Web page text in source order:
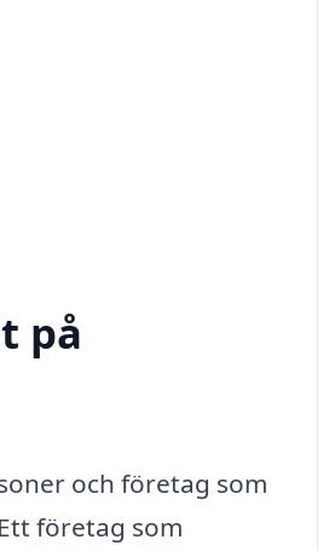
på
och företag som
företag som